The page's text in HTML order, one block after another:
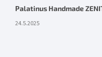
Palatinus Handmade
24.5.2025